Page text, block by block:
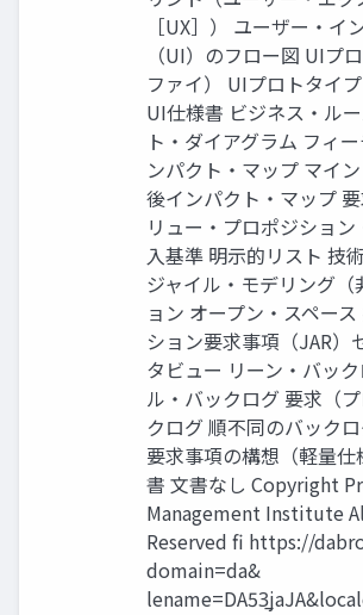
［UX］） ユーザー・イ
（UI）のフロー図 UIプ
ファイ） UIプロトタイプ
UI仕様書 ビジネス・ル
ト・ダイアグラム フィ
ンパクト・マップ マイ
後インパクト・マップ
リュー・プロポジショ
入基準 明示的リスト 技
ジャイル・モデリング（
ョン オープン・スペー
ション要求事項（JAR）
タビュー リーン・バッ
ル・バックログ 要求（
クログ 順不同のバック
要求事項の構想（軽量
書 文書なし Copyright
Management Institute
Reserved fi https://
domain=da&